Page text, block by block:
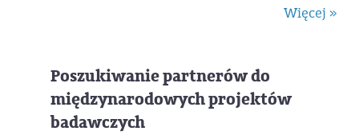
Więcej »
Poszukiwanie partnerów do
międzynarodowych projektów
badawczych